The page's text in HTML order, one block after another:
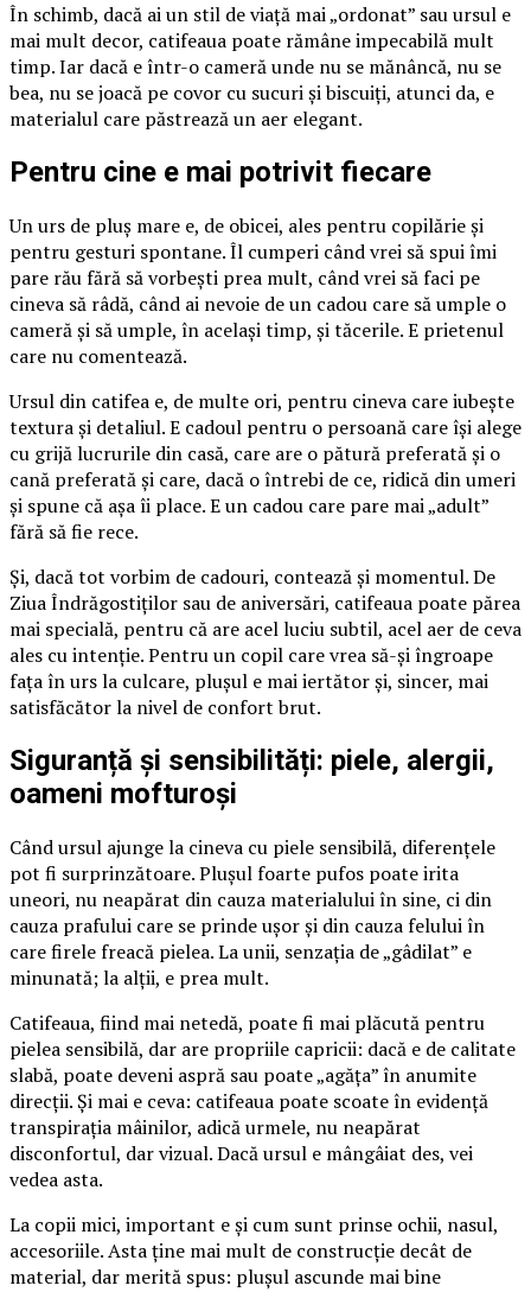
În schimb, dacă ai un stil de viață mai „ordonat” sau ursul e
mai mult decor, catifeaua poate rămâne impecabilă mult
timp. Iar dacă e într-o cameră unde nu se mănâncă, nu se
bea, nu se joacă pe covor cu sucuri și biscuiți, atunci da, e
materialul care păstrează un aer elegant.
Pentru cine e mai potrivit fiecare
Un urs de pluș mare e, de obicei, ales pentru copilărie și
pentru gesturi spontane. Îl cumperi când vrei să spui îmi
pare rău fără să vorbești prea mult, când vrei să faci pe
cineva să râdă, când ai nevoie de un cadou care să umple o
cameră și să umple, în același timp, și tăcerile. E prietenul
care nu comentează.
Ursul din catifea e, de multe ori, pentru cineva care iubește
textura și detaliul. E cadoul pentru o persoană care își alege
cu grijă lucrurile din casă, care are o pătură preferată și o
cană preferată și care, dacă o întrebi de ce, ridică din umeri
și spune că așa îi place. E un cadou care pare mai „adult”
fără să fie rece.
Și, dacă tot vorbim de cadouri, contează și momentul. De
Ziua Îndrăgostiților sau de aniversări, catifeaua poate părea
mai specială, pentru că are acel luciu subtil, acel aer de ceva
ales cu intenție. Pentru un copil care vrea să-și îngroape
fața în urs la culcare, plușul e mai iertător și, sincer, mai
satisfăcător la nivel de confort brut.
Siguranță și sensibilități: piele, alergii,
oameni mofturoși
Când ursul ajunge la cineva cu piele sensibilă, diferențele
pot fi surprinzătoare. Plușul foarte pufos poate irita
uneori, nu neapărat din cauza materialului în sine, ci din
cauza prafului care se prinde ușor și din cauza felului în
care firele freacă pielea. La unii, senzația de „gâdilat” e
minunată; la alții, e prea mult.
Catifeaua, fiind mai netedă, poate fi mai plăcută pentru
pielea sensibilă, dar are propriile capricii: dacă e de calitate
slabă, poate deveni aspră sau poate „agăța” în anumite
direcții. Și mai e ceva: catifeaua poate scoate în evidență
transpirația mâinilor, adică urmele, nu neapărat
disconfortul, dar vizual. Dacă ursul e mângâiat des, vei
vedea asta.
La copii mici, important e și cum sunt prinse ochii, nasul,
accesoriile. Asta ține mai mult de construcție decât de
material, dar merită spus: plușul ascunde mai bine